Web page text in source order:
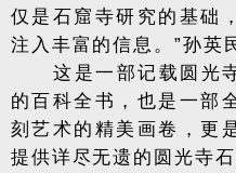
仅是石窟寺研究的基础
注入丰富的信息。”孙英
这是一部记载圆光
的百科全书，也是一部
刻艺术的精美画卷，更
提供详尽无遗的圆光寺